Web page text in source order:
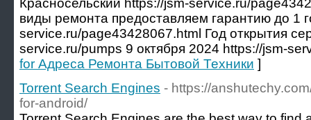
Красносельский https://jsm-service.ru/
виды ремонта предоставляем гарантию до 1
service.ru/page43428067.html Год открытия
service.ru/pumps 9 октября 2024 https://jsm-
for Адреса Ремонта Бытовой Техники ]
Torrent Search Engines - https://
for-android/